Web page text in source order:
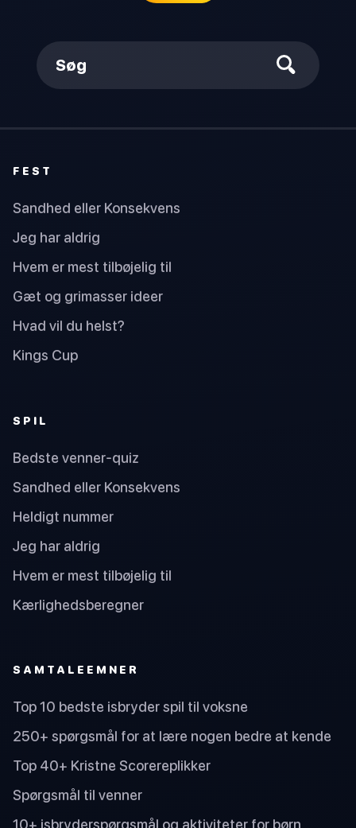
Søg
FEST
Sandhed eller Konsekvens
Jeg har aldrig
Hvem er mest tilbøjelig til
Gæt og grimasser ideer
Hvad vil du helst?
Kings Cup
SPIL
Bedste venner-quiz
Sandhed eller Konsekvens
Heldigt nummer
Jeg har aldrig
Hvem er mest tilbøjelig til
Kærlighedsberegner
SAMTALEEMNER
Top 10 bedste isbryder spil til voksne
250+ spørgsmål for at lære nogen bedre at kende
Top 40+ Kristne Scorereplikker
Spørgsmål til venner
10+ isbryderspørgsmål og aktiviteter for børn